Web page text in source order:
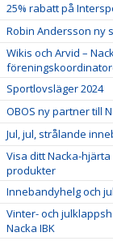
25% rabatt på
Robin Andersson ny
Wikis och Arvid –
Sportlovsläger 2024
OBOS ny partner till
Jul, jul, strålande
Visa ditt Nacka-
produkter
Innebandyhelg och
Vinter- och
Nacka IBK